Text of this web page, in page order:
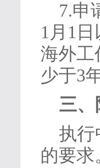
7.申
1月1
海外工
少于3
三、
执行
的要